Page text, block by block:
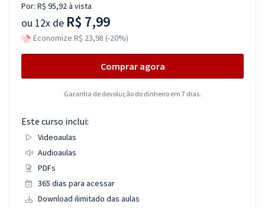
Por: R$ 95,92à vista
ou 12x de R$ 7,99
Economize R$ 23,98 (-20%)
Comprar agora
Garantia de devolução do dinheiro em 7 dias.
Este curso inclui:
Videoaulas
Audioaulas
PDFs
365 dias para acessar
Download ilimitado das aulas